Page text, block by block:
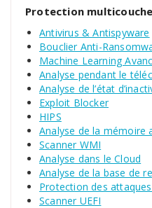
Protection multicouche
Antivirus & Antispyware
Bouclier Anti-
Machine Learning
Analyse pendant le
Analyse de l’état
Exploit Blocker
HIPS
Analyse de la mémoire
Scanner WMI
Analyse dans le Cloud
Analyse de la base de
Protection des
Scanner UEFI